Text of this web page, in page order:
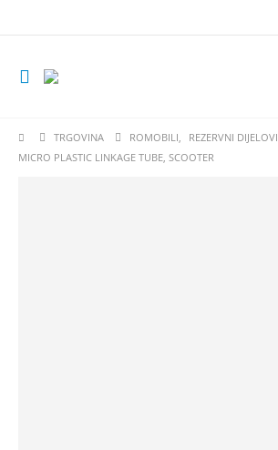
TRGOVINA ROMOBILI,
REZERVNI DIJELOVI
MICRO PLASTIC LINKAGE TUBE, SCOOTER